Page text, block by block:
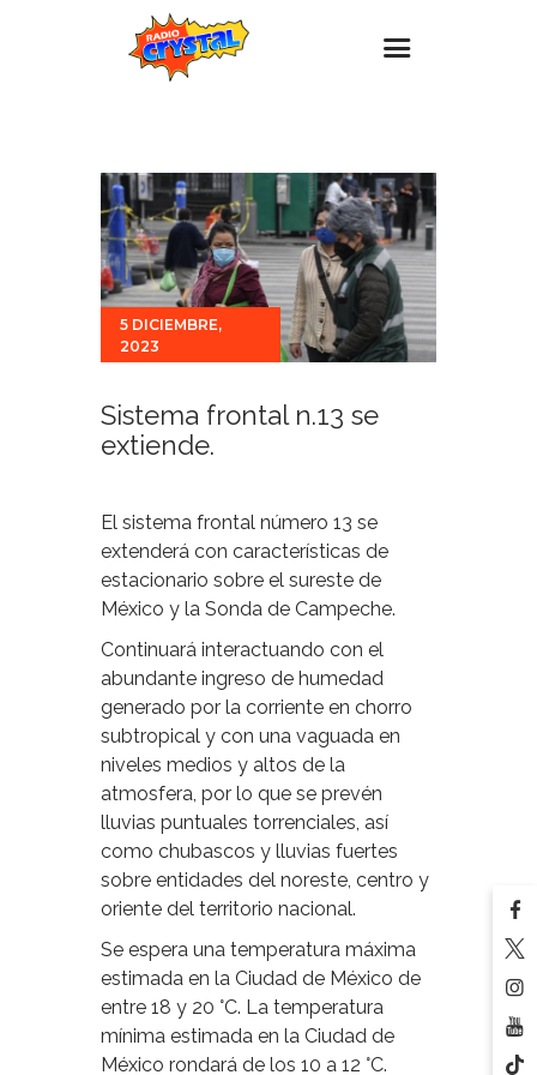
Estaciones
Eventos
Promociones
Noticias
Para ti
5 DICIEMBRE,
2023
Sistema frontal n.13 se
extiende.
El sistema frontal número 13 se
extenderá con características de
estacionario sobre el sureste de
México y la Sonda de Campeche.
Continuará interactuando con el
abundante ingreso de humedad
generado por la corriente en chorro
subtropical y con una vaguada en
niveles medios y altos de la
atmosfera, por lo que se prevén
lluvias puntuales torrenciales, así
como chubascos y lluvias fuertes
sobre entidades del noreste, centro y
oriente del territorio nacional.
Se espera una temperatura máxima
estimada en la Ciudad de México de
entre 18 y 20 °C. La temperatura
mínima estimada en la Ciudad de
México rondará de los 10 a 12 °C.